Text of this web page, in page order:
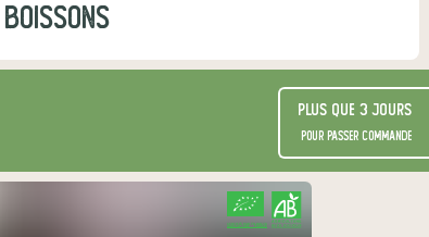
BOISSONS
Plus que 3 jours
pour passer commande
CERTIFIÉ PAR FR-BIO-10
AGRICULTURE FRANCE